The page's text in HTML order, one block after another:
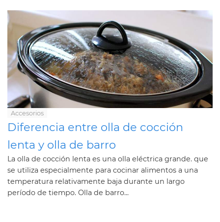
Accesorios
Diferencia entre olla de cocción
lenta y olla de barro
La olla de cocción lenta es una olla eléctrica grande. que
se utiliza especialmente para cocinar alimentos a una
temperatura relativamente baja durante un largo
período de tiempo. Olla de barro...